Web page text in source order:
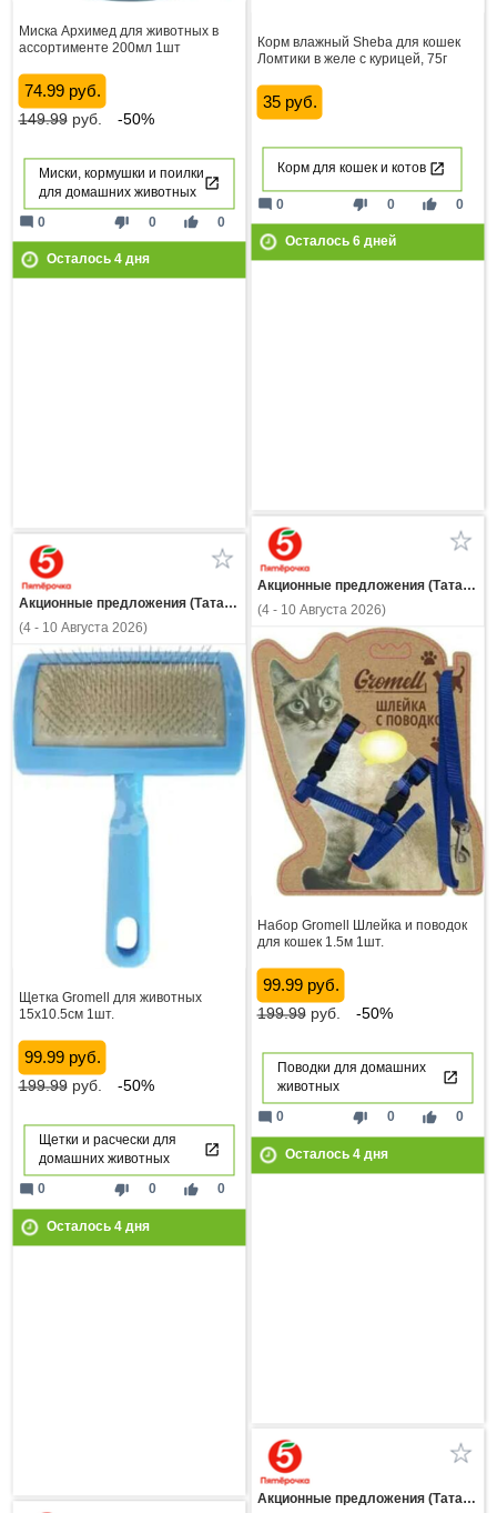
Корм влажный Sheba для кошек
Ломтики в желе с курицей, 75г
35 руб.
Корм для кошек и котов
thumb_down 0 thumb_up 0
mode_comment 0
Осталось 6дней
Миска Архимед для животных в
ассортименте 200мл 1шт
74.99 руб.
149.99руб. -50%
Миски, кормушки и поилки
для домашних животных
thumb_down 0 thumb_up 0
mode_comment 0
Осталось 4дня
Акционные предложения (Татарстан)
(4 - 10 Августа 2026)
Набор Gromell Шлейка и поводок
для кошек 1.5м 1шт.
99.99 руб.
199.99руб. -50%
Поводки для домашних
животных
thumb_down 0 thumb_up 0
mode_comment 0
Осталось 4дня
Акционные предложения (Татарстан)
(4 - 10 Августа 2026)
Щетка Gromell для животных
15х10.5см 1шт.
99.99 руб.
199.99руб. -50%
Щетки и расчески для
домашних животных
thumb_down 0 thumb_up 0
mode_comment 0
Осталось 4дня
Акционные предложения (Татарстан)